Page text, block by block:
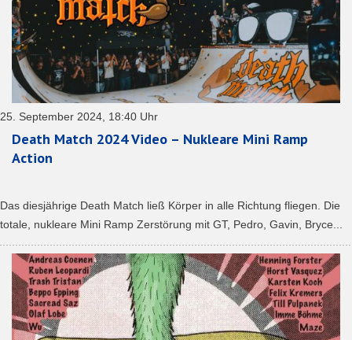
25. September 2024, 18:40 Uhr
Death Match 2024 Video – Nukleare Mini Ramp
Action
Das diesjährige Death Match ließ Körper in alle Richtung fliegen. Die
totale, nukleare Mini Ramp Zerstörung mit GT, Pedro, Gavin, Bryce...